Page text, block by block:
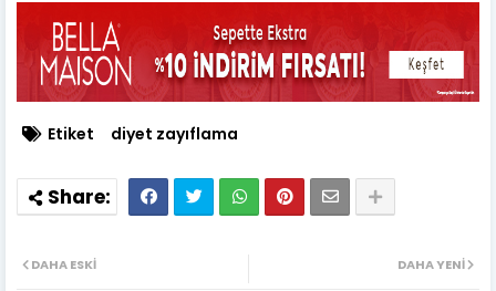
Etiket diyet zayıflama
DAHA YENI
DAHA ESKI